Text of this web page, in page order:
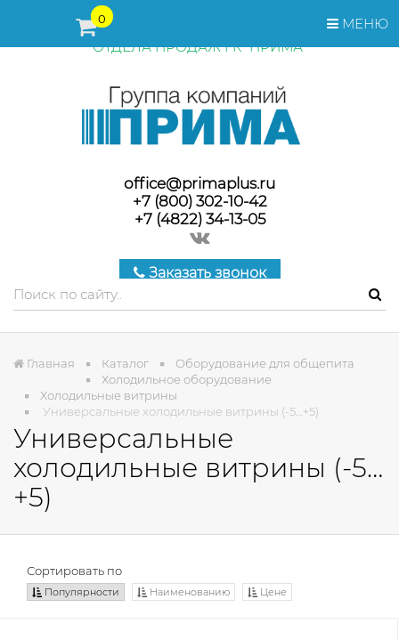
МЕНЮ
0
ПЕРЕД ОФОРМЛЕНИЕМ ЗАКАЗА, СТОИМОСТЬ И СРОКИ
ПОСТАВКИ ТОВАРА УТОЧНЯЙТЕ У МЕНЕДЖЕРОВ
ОТДЕЛА ПРОДАЖ ГК "ПРИМА"
office@primaplus.ru
+7 (800) 302-10-42
+7 (4822) 34-13-05
Заказать звонок
Главная Каталог
Оборудование для общепита
Холодильное оборудование
Холодильные витрины
Универсальные холодильные витрины (-5…+5)
Универсальные
холодильные витрины (-5…
+5)
Сортировать по
Популярности Наименованию Цене